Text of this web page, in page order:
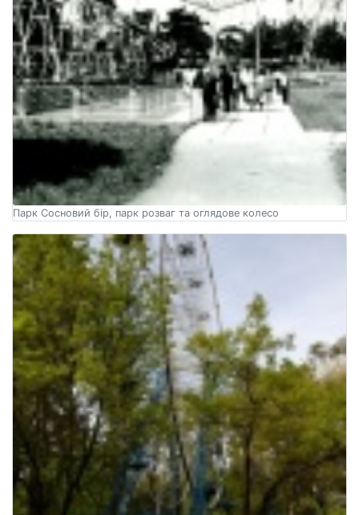
Парк Сосновий бір, парк розваг та оглядове колесо